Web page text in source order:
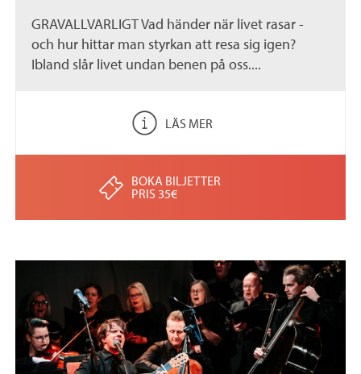
GRAVALLVARLIGT Vad händer när livet rasar -
och hur hittar man styrkan att resa sig igen?
Ibland slår livet undan benen på oss....
LÄS MER
BOKA BILJETTER
PRIS 35€